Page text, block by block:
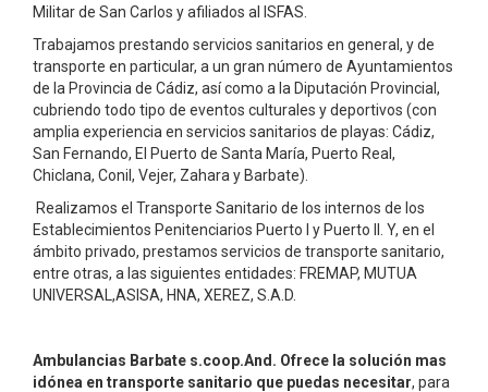
Militar de San Carlos y afiliados al ISFAS.
Trabajamos prestando servicios sanitarios en general, y de
transporte en particular, a un gran número de Ayuntamientos
de la Provincia de Cádiz, así como a la Diputación Provincial,
cubriendo todo tipo de eventos culturales y deportivos (con
amplia experiencia en servicios sanitarios de playas: Cádiz,
San Fernando, El Puerto de Santa María, Puerto Real,
Chiclana, Conil, Vejer, Zahara y Barbate).
Realizamos el Transporte Sanitario de los internos de los
Establecimientos Penitenciarios Puerto I y Puerto II. Y, en el
ámbito privado, prestamos servicios de transporte sanitario,
entre otras, a las siguientes entidades: FREMAP, MUTUA
UNIVERSAL,ASISA, HNA, XEREZ, S.A.D.
Ambulancias Barbate s.coop.And. Ofrece la solución mas
idónea en transporte sanitario que puedas necesitar, para